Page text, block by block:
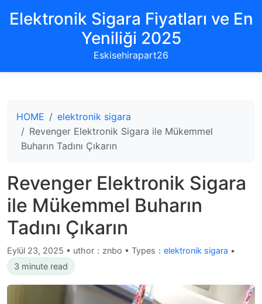
Elektronik Sigara Fiyatları ve En
Yeniliği 2025
Eskisehirapart26
HOME
elektronik sigara
Revenger Elektronik Sigara ile Mükemmel
Buharın Tadını Çıkarın
Revenger Elektronik Sigara
ile Mükemmel Buharın
Tadını Çıkarın
Eylül 23, 2025 • uthor：znbo • Types： elektronik sigara •
3 minute read